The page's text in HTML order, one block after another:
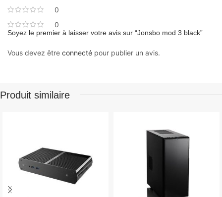
0
0
Soyez le premier à laisser votre avis sur “Jonsbo mod 3 black”
Vous devez être connecté pour publier un avis.
Produit similaire